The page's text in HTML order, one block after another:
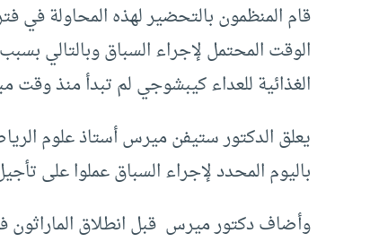
الوقت المحتمل لإجراء السباق وبالتالي
الغذائية للعداء كيبشوجي لم تبدأ منذ وقت
يعلق الدكتور ستيفن ميرس أستاذ علوم
باليوم المحدد لإجراء السباق عملوا على